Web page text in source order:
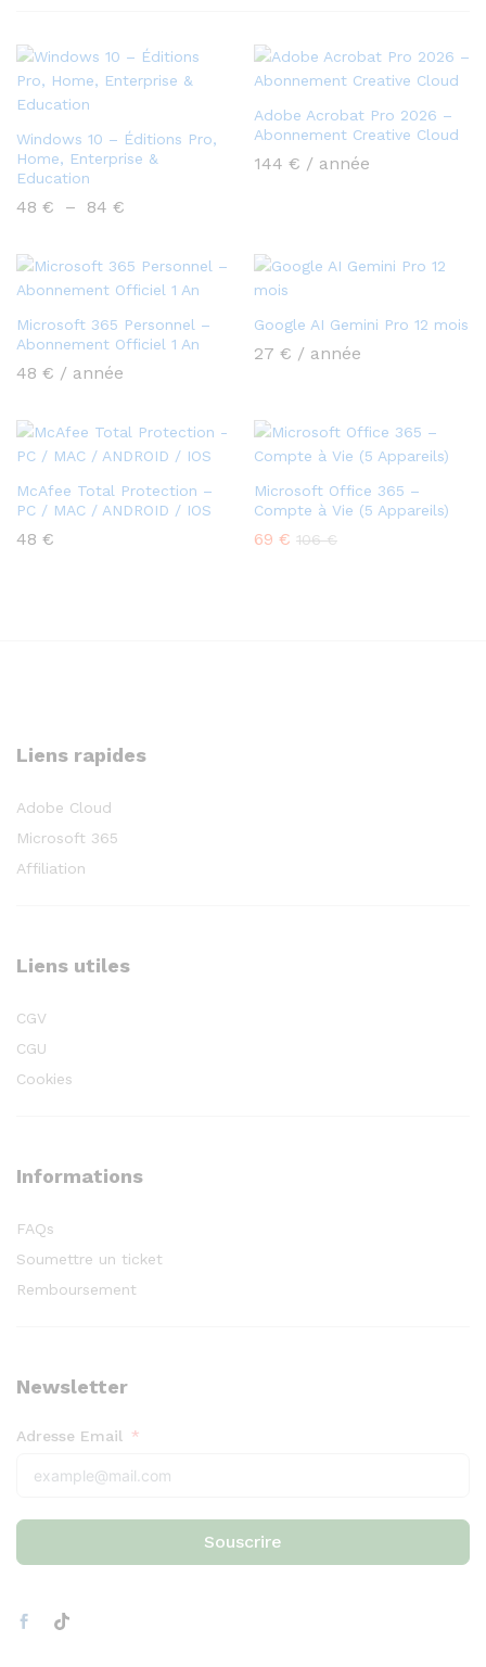
Windows 10 – Éditions Pro,
Home, Enterprise &
Education
48 € – 84 €
48 €
à
84 €
Adobe Acrobat Pro 2026 –
Abonnement Creative Cloud
144 € / année
Microsoft 365 Personnel –
Abonnement Officiel 1 An
48 € / année
Google AI Gemini Pro 12 mois
27 € / année
McAfee Total Protection –
PC / MAC / ANDROID / IOS
48 €
Microsoft Office 365 –
Compte à Vie (5 Appareils)
69 € 106€
Liens rapides
Adobe Cloud
Microsoft 365
Affiliation
Liens utiles
CGV
CGU
Cookies
Informations
FAQs
Soumettre un ticket
Remboursement
Newsletter
Adresse Email
Souscrire